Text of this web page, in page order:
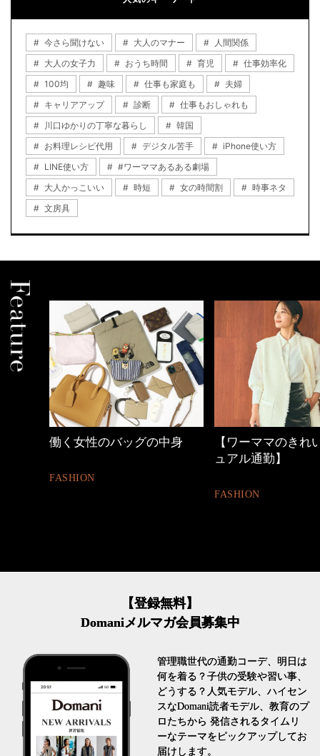
今さら聞けない 大人のマナー
人間関係
大人の女子力
おうち時間 育児
仕事効率化
100均
趣味 仕事も家庭も
夫婦
キャリアアップ
診断
仕事もおしゃれも
川口ゆかりの丁寧な暮らし
韓国
お料理レシピ代用
デジタル苦手
iPhone使い方
LINE使い方
#ワーママあるある劇場
大人かっこいい
時短 女の時間割
時事ネタ
文房具
【ワーママのきれいめカジ
優木まおみさん「
割。」
LIFESTYLE
【登録無料】
Domaniメルマガ会員募集中
管理職世代の通勤コーデ、明日は
何を着る？子供の受験や習い事、
どうする？人気モデル、ハイセン
スなDomani読者モデル、教育のプ
ロたちから 発信されるタイムリ
ーなテーマをピックアップしてお
届けします。